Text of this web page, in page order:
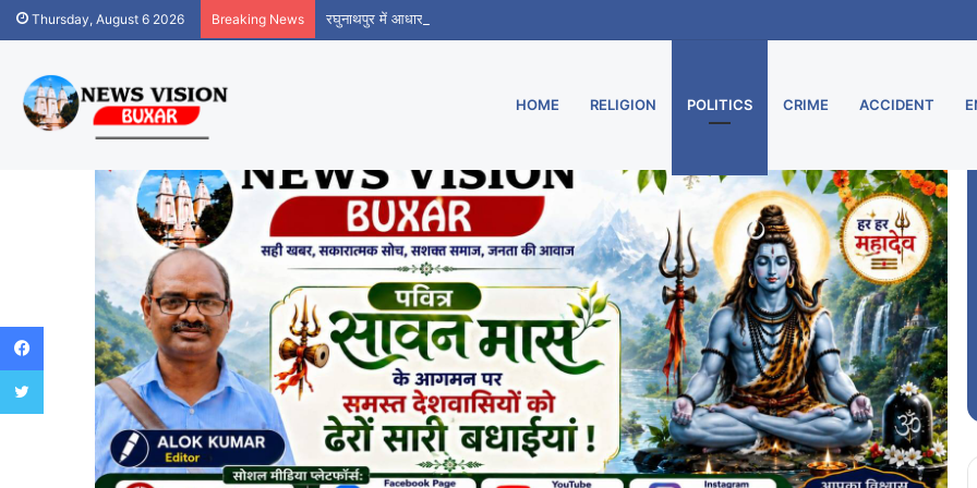
Thursday, August 6 2026 Breaking News रघुनाथपुर में आधार सेवा केंद्र शुरू, मुरार उपडाकघर नए भवन में हुआ स्थानांतरित
HOME RELIGION POLITICS CRIME ACCIDENT
Facebook